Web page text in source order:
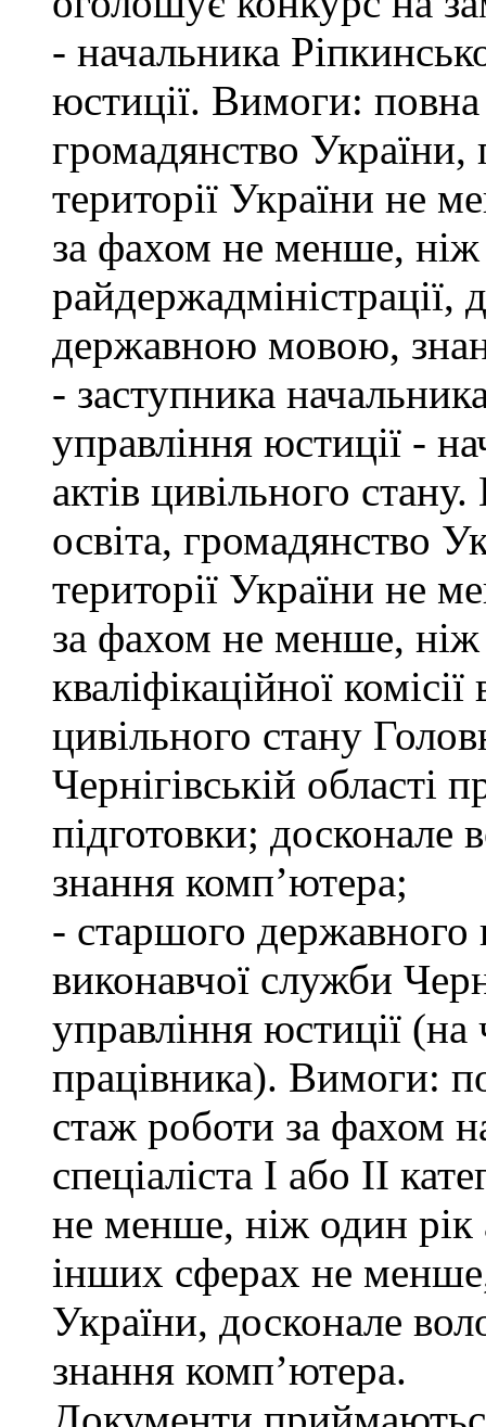
- начальника
юстиції. Вимоги:
громадянство
території України не
за фахом не менше,
райдержадміністрації,
державною мовою,
- заступника
управління юстиції -
актів цивільного
освіта, громадянство
території України не
за фахом не менше, ніж
кваліфікаційної комісії
цивільного стану
Чернігівській області
підготовки;
знання комп’ютера;
- старшого державного
виконавчої служби
управління юстиції (на
працівника). Вимоги:
стаж роботи за фахом
спеціаліста І або ІІ
не менше, ніж один
інших сферах не
України, досконале
знання комп’ютера.